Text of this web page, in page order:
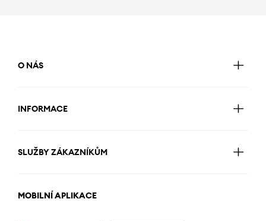
O NÁS
INFORMACE
SLUŽBY ZÁKAZNÍKŮM
MOBILNÍ APLIKACE